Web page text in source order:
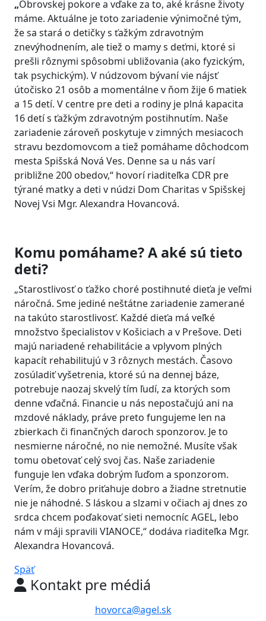
„Obrovskej pokore a vďake za to, aké krásne životy
máme. Aktuálne je toto zariadenie výnimočné tým,
že sa stará o detičky s ťažkým zdravotným
znevýhodnením, ale tiež o mamy s deťmi, ktoré si
prešli rôznymi spôsobmi ubližovania (ako fyzickým,
tak psychickým). V núdzovom bývaní vie nájsť
útočisko 21 osôb a momentálne v ňom žije 6 matiek
a 15 detí. V centre pre deti a rodiny je plná kapacita
16 detí s ťažkým zdravotným postihnutím. Naše
zariadenie zároveň poskytuje v zimných mesiacoch
stravu bezdomovcom a tiež pomáhame dôchodcom
mesta Spišská Nová Ves. Denne sa u nás varí
približne 200 obedov,“ hovorí riaditeľka CDR pre
týrané matky a deti v núdzi Dom Charitas v Spišskej
Novej Vsi Mgr. Alexandra Hovancová.
Komu pomáhame? A aké sú tieto
deti?
„Starostlivosť o ťažko choré postihnuté dieťa je veľmi
náročná. Sme jediné neštátne zariadenie zamerané
na takúto starostlivosť. Každé dieťa má veľké
množstvo špecialistov v Košiciach a v Prešove. Deti
majú nariadené rehabilitácie a vplyvom plných
kapacít rehabilitujú v 3 rôznych mestách. Časovo
zosúladiť vyšetrenia, ktoré sú na dennej báze,
potrebuje naozaj skvelý tím ľudí, za ktorých som
denne vďačná. Financie u nás nepostačujú ani na
mzdové náklady, práve preto fungujeme len na
zbierkach či finančných daroch sponzorov. Je to
nesmierne náročné, no nie nemožné. Musíte však
tomu obetovať celý svoj čas. Naše zariadenie
funguje len vďaka dobrým ľuďom a sponzorom.
Verím, že dobro priťahuje dobro a žiadne stretnutie
nie je náhodné. S láskou a slzami v očiach aj dnes zo
srdca chcem poďakovať sieti nemocníc AGEL, lebo
nám v máji spravili VIANOCE,“ dodáva riaditeľka Mgr.
Alexandra Hovancová.
Späť
Kontakt pre médiá
hovorca@agel.sk